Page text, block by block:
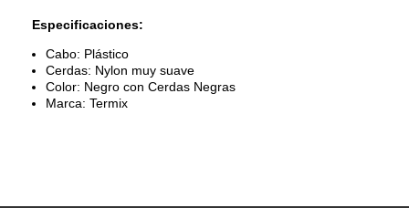
Especificaciones:
Cabo: Plástico
Cerdas: Nylon muy suave
Color: Negro con Cerdas Negras
Marca: Termix